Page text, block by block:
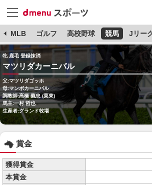
MLB ゴルフ 高校野球 競馬 Jリー
牝 鹿毛 登録抹消
マツリダカーニバル
父:マツリダゴッホ
母:マンボカーニバル
調教師:高橋 義忠 (栗東)
馬主:一村 哲也
生産者:グランド牧場
賞金
獲得賞金
本賞金